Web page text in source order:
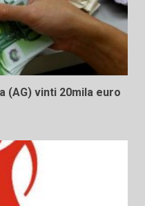
(AG) vinti 20mila euro